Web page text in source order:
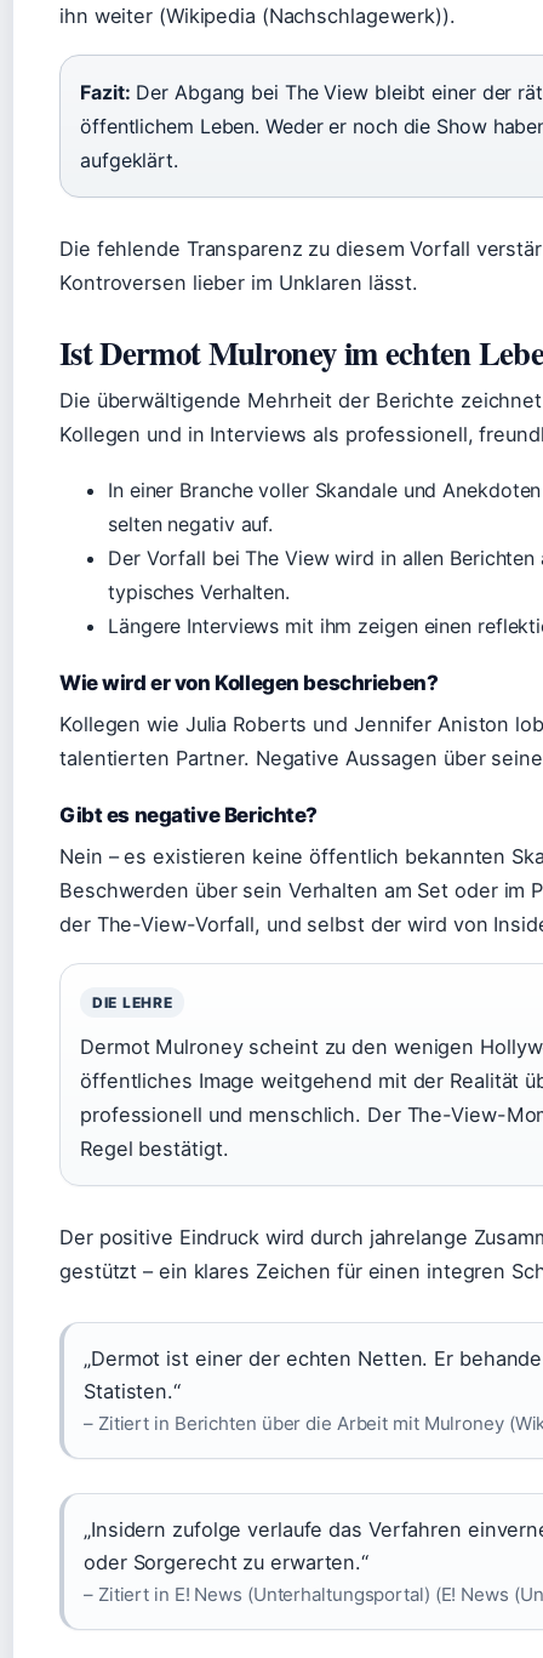
ihn weiter (Wikipedia (Nachschlagewerk)).
Fazit: Der Abgang bei The View bleibt einer der
öffentlichem Leben. Weder er noch die Show
aufgeklärt.
Die fehlende Transparenz zu diesem Vorfall
Kontroversen lieber im Unklaren lässt.
Ist Dermot Mulroney im echten
Die überwältigende Mehrheit der Berichte
Kollegen und in Interviews als professionell,
In einer Branche voller Skandale und
selten negativ auf.
Der Vorfall bei The View wird in allen
typisches Verhalten.
Längere Interviews mit ihm zeigen einen
Wie wird er von Kollegen beschrieben?
Kollegen wie Julia Roberts und Jennifer Aniston
talentierten Partner. Negative Aussagen über
Gibt es negative Berichte?
Nein – es existieren keine öffentlich bekannten
Beschwerden über sein Verhalten am Set oder im
der The-View-Vorfall, und selbst der wird von
DIE LEHRE
Dermot Mulroney scheint zu den wenigen
öffentliches Image weitgehend mit der Realität
professionell und menschlich. Der The-View-
Regel bestätigt.
Der positive Eindruck wird durch jahrelange
gestützt – ein klares Zeichen für einen integren
„Dermot ist einer der echten Netten. Er
Statisten.“
– Zitiert in Berichten über die Arbeit mit Mulroney
„Insidern zufolge verlaufe das Verfahren
oder Sorgerecht zu erwarten.“
– Zitiert in E! News (Unterhaltungsportal) (E! News